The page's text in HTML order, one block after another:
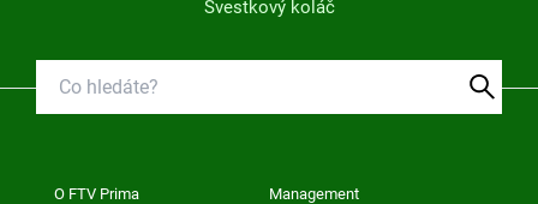
Švestkový koláč
O FTV Prima Management